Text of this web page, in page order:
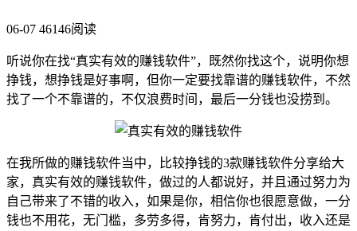
06-07 46146阅读
听说你在找“真实有效的赚钱软件”，既然你找这个，说明你想
挣钱，想挣钱是好事啊，但你一定要找靠谱的赚钱软件，不然
找了一个不靠谱的，不仅浪费时间，最后一分钱也没捞到。
在我所做的赚钱软件当中，比较挣钱的3款赚钱软件分享给大
家，真实有效的赚钱软件，做过的人都说好，并且通过努力为
自己带来了不错的收入，如果是你，相信你也很愿意做，一分
钱也不用花，无门槛，多劳多得，肯努力，肯付出，收入还是